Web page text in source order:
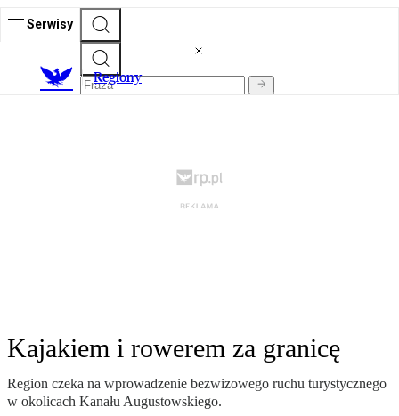
Serwisy
Regiony
Kajakiem i rowerem za granicę
Region czeka na wprowadzenie bezwizowego ruchu turystycznego
w okolicach Kanału Augustowskiego.